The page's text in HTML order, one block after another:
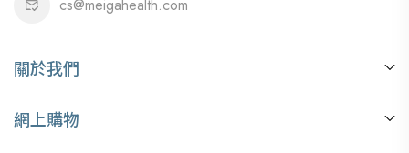
cs@meigahealth.com
關於我們
銷售地點
網上購物